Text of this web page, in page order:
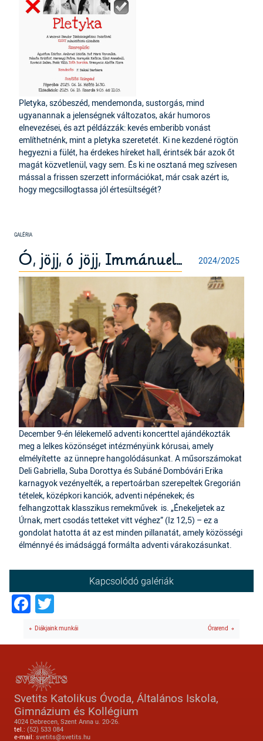
Pletyka, szóbeszéd, mendemonda, sustorgás, mind
ugyanannak a jelenségnek változatos, akár humoros
elnevezései, és azt példázzák: kevés emberibb vonást
említhetnénk, mint a pletyka szeretetét. Ki ne kezdené rögtön
hegyezni a fülét, ha érdekes híreket hall, érintsék bár azok őt
magát közvetlenül, vagy sem. És ki ne osztaná meg szívesen
mással a frissen szerzett információkat, már csak azért is,
hogy megcsillogtassa jól értesültségét?
2024/2025
Ó, jöjj, ó jöjj, Immánuel...
December 9-én lélekemelő adventi koncerttel ajándékozták
meg a lelkes közönséget intézményünk kórusai, amely
elmélyítette az ünnepre hangolódásunkat. A műsorszámokat
Deli Gabriella, Suba Dorottya és Subáné Dombóvári Erika
karnagyok vezényelték, a repertoárban szerepeltek Gregorián
tételek, középkori kanciók, adventi népénekek; és
felhangzottak klasszikus remekművek is. „Énekeljetek az
Úrnak, mert csodás tetteket vitt véghez” (Iz 12,5) – ez a
gondolat hatotta át az est minden pillanatát, amely közösségi
élménnyé és imádsággá formálta adventi várakozásunkat.
Kapcsolódó galériák
Facebook
Diákjaink munkái Órarend
Svetits Katolikus Óvoda, Általános Iskola,
Gimnázium és Kollégium
4024 Debrecen, Szent Anna u. 20-26.
tel.: (52) 533 084
e-mail: svetits@svetits.hu